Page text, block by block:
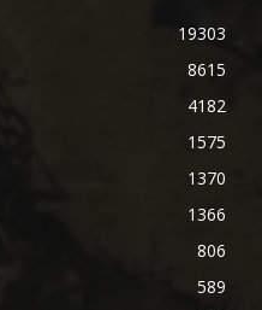
19303
8615
4182
1575
1370
1366
806
589